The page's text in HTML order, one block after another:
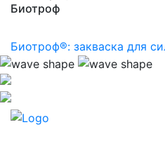
Биотроф
Биотроф®: закваска для